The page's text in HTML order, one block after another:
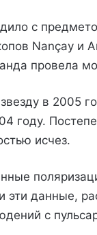
с
Nançay и
провела
в 2005
году.
исчез.
эти данные,
с